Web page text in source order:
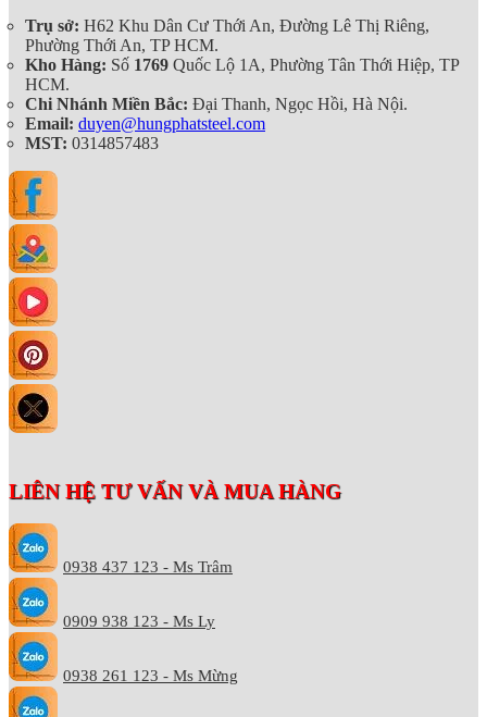
Trụ sở: H62 Khu Dân Cư Thới An, Đường Lê Thị Riêng,
Phường Thới An, TP HCM.
Kho Hàng: Số 1769 Quốc Lộ 1A, Phường Tân Thới Hiệp, TP
HCM.
Chi Nhánh Miền Bắc: Đại Thanh, Ngọc Hồi, Hà Nội.
Email: duyen@hungphatsteel.com
MST: 0314857483
LIÊN HỆ TƯ VẤN VÀ MUA HÀNG
0938 437 123 - Ms Trâm
0909 938 123 - Ms Ly
0938 261 123 - Ms Mừng